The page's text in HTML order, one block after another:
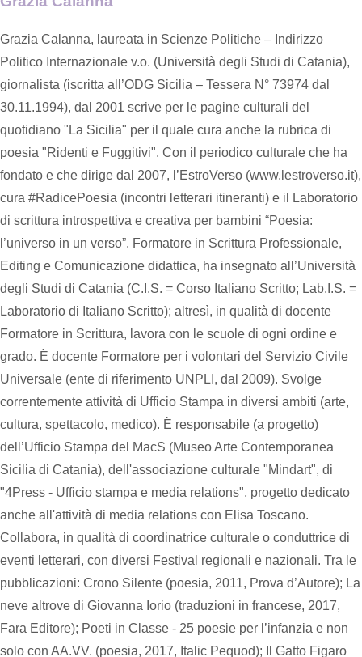
Grazia Calanna, laureata in Scienze Politiche – Indirizzo
Politico Internazionale v.o. (Università degli Studi di Catania),
giornalista (iscritta all’ODG Sicilia – Tessera N° 73974 dal
30.11.1994), dal 2001 scrive per le pagine culturali del
quotidiano "La Sicilia" per il quale cura anche la rubrica di
poesia "Ridenti e Fuggitivi". Con il periodico culturale che ha
fondato e che dirige dal 2007, l’EstroVerso (www.lestroverso.it),
cura #RadicePoesia (incontri letterari itineranti) e il Laboratorio
di scrittura introspettiva e creativa per bambini “Poesia:
l’universo in un verso”. Formatore in Scrittura Professionale,
Editing e Comunicazione didattica, ha insegnato all’Università
degli Studi di Catania (C.I.S. = Corso Italiano Scritto; Lab.I.S. =
Laboratorio di Italiano Scritto); altresì, in qualità di docente
Formatore in Scrittura, lavora con le scuole di ogni ordine e
grado. È docente Formatore per i volontari del Servizio Civile
Universale (ente di riferimento UNPLI, dal 2009). Svolge
correntemente attività di Ufficio Stampa in diversi ambiti (arte,
cultura, spettacolo, medico). È responsabile (a progetto)
dell’Ufficio Stampa del MacS (Museo Arte Contemporanea
Sicilia di Catania), dell'associazione culturale "Mindart", di
"4Press - Ufficio stampa e media relations", progetto dedicato
anche all'attività di media relations con Elisa Toscano.
Collabora, in qualità di coordinatrice culturale o conduttrice di
eventi letterari, con diversi Festival regionali e nazionali. Tra le
pubblicazioni: Crono Silente (poesia, 2011, Prova d’Autore); La
neve altrove di Giovanna Iorio (traduzioni in francese, 2017,
Fara Editore); Poeti in Classe - 25 poesie per l’infanzia e non
solo con AA.VV. (poesia, 2017, Italic Pequod); Il Gatto Figaro